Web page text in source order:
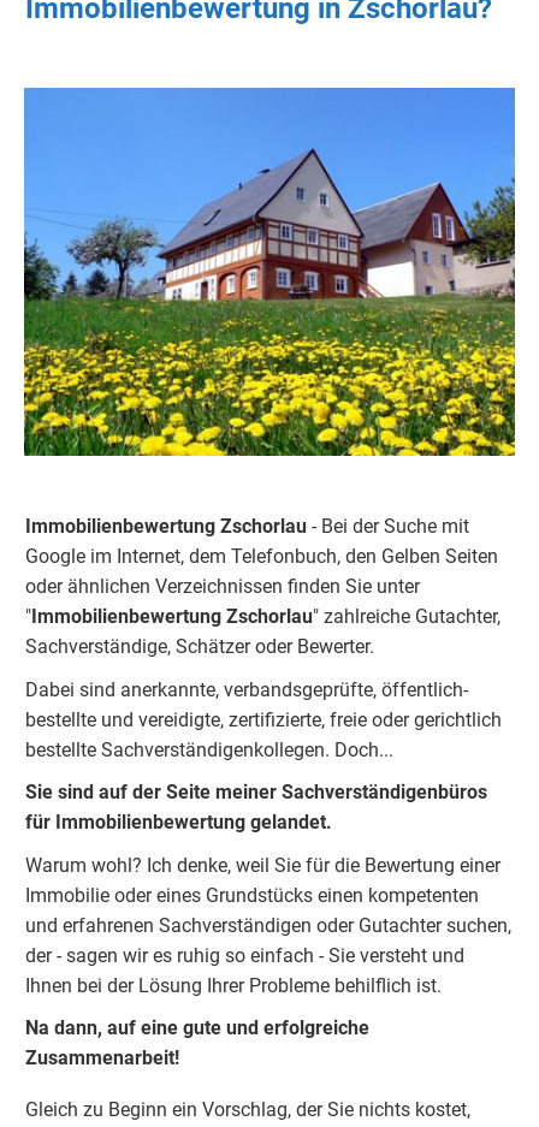
Immobilienbewertung in Zschorlau?
Immobilienbewertung Zschorlau - Bei der Suche mit
Google im Internet, dem Telefonbuch, den Gelben Seiten
oder ähnlichen Verzeichnissen finden Sie unter
" Immobilienbewertung Zschorlau" zahlreiche Gutachter,
Sachverständige, Schätzer oder Bewerter.
Dabei sind anerkannte, verbandsgeprüfte, öffentlich-
bestellte und vereidigte, zertifizierte, freie oder gerichtlich
bestellte Sachverständigenkollegen. Doch...
Sie sind auf der Seite meiner Sachverständigenbüros
für Immobilienbewertung gelandet.
Warum wohl? Ich denke, weil Sie für die Bewertung einer
Immobilie oder eines Grundstücks einen kompetenten
und erfahrenen Sachverständigen oder Gutachter suchen,
der - sagen wir es ruhig so einfach - Sie versteht und
Ihnen bei der Lösung Ihrer Probleme behilflich ist.
Na dann, auf eine gute und erfolgreiche
Zusammenarbeit!
Gleich zu Beginn ein Vorschlag, der Sie nichts kostet,